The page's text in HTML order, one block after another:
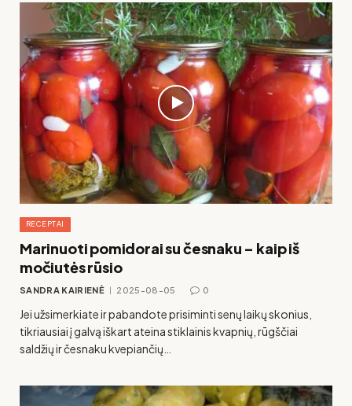
RECEPTAI
Marinuoti pomidorai su česnaku – kaip iš
močiutės rūsio
SANDRA KAIRIENĖ 2025-08-05 0
Jei užsimerkiate ir pabandote prisiminti senų laikų skonius,
tikriausiai į galvą iškart ateina stiklainis kvapnių, rūgščiai
saldžių ir česnaku kvepiančių…